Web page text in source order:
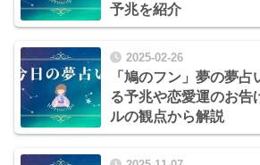
予兆を紹介
2025-02-26
「鳩のフン」夢の夢
る予兆や恋愛運のお告
ルの観点から解説